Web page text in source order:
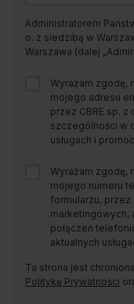
Administratorem
o. z siedzibą w
Warszawa (dalej
Wyrażam zgodę,
mojego adresu
przez CBRE sp.
szczególności w
usługach i
Wyrażam zgodę,
mojego numeru
formularzu, przez
marketingowych,
połączeń
aktualnych
Ta strona jest
Politykę Prywatności